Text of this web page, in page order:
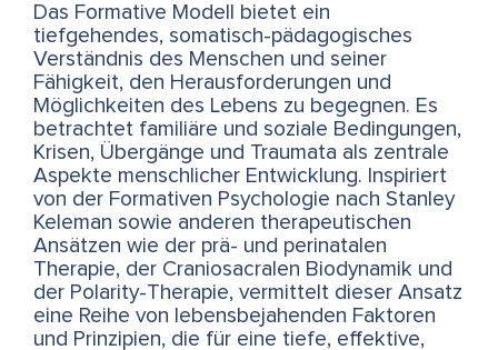
Das Formative Modell bietet ein
tiefgehendes, somatisch-pädago­gisches
Verständnis des Menschen und seiner
Fähigkeit, den Herausforderungen und
Möglichkeiten des Lebens zu begegnen. Es
betrachtet familiäre und soziale Bedingungen,
Krisen, Übergänge und Traumata als zentrale
Aspekte menschlicher Entwicklung. Inspiriert
von der Formativen Psychologie nach Stanley
Keleman sowie anderen therapeutischen
Ansätzen wie der prä- und perinatalen
Therapie, der Craniosacralen Biodynamik und
der Polarity-Therapie, vermittelt dieser Ansatz
eine Reihe von lebensbejahenden Faktoren
und Prinzipien, die für eine tiefe, effektive,